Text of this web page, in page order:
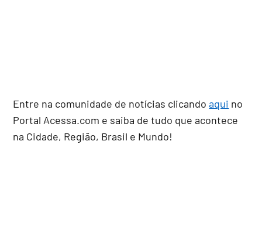
Entre na comunidade de notícias clicandoaqui no
Portal Acessa.com e saiba de tudo que acontece
na Cidade, Região, Brasil e Mundo!